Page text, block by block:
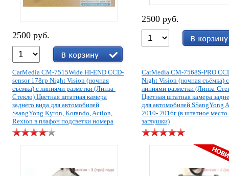
2500 руб.
2500 руб.
CarMedia CM-7515Wide HI-END CCD-
sensor 178гр Night Vision (ночная
съёмка) с линиями разметки (Линза-
Стекло) Цветная штатная камера
заднего вида для автомобилей
SsangYong Kyron, Korando, Action,
Rexton в плафон подсветки номера
CarMedia CM-7568S-PRO
Night Vision (ночная съёмка) с
линиями разметки (Линза-
Цветная штатная камера
для автомобилей SSangYong
2010- 2016г (в штатное место
заглушки)